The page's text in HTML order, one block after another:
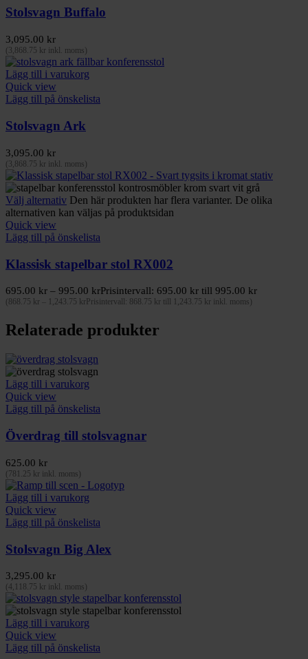
Stolsvagn Buffalo
3,095.00 kr
3,868.75 kr inkl. moms)
Lägg till i varukorg
Quick view
Lägg till på önskelista
Stolsvagn Ark
3,095.00 kr
( 3,868.75 kr inkl. moms)
Välj alternativ Den här produkten har flera varianter. De olika
alternativen kan väljas på produktsidan
Quick view
Lägg till på önskelista
Klassisk stapelbar stol RX002
695.00 kr – 995.00 krPrisintervall: 695.00 kr till 995.00 kr
868.75 kr 1,243.75 kr Prisintervall: 868.75 kr till 1,243.75 kr inkl. moms)
Relaterade produkter
Lägg till i varukorg
Quick view
Lägg till på önskelista
Överdrag till stolsvagnar
625.00 kr
( 781.25 kr inkl. moms)
Lägg till i varukorg
Quick view
Lägg till på önskelista
Stolsvagn Big Alex
3,295.00 kr
4,118.75 kr inkl. moms)
Lägg till i varukorg
Quick view
Lägg till på önskelista